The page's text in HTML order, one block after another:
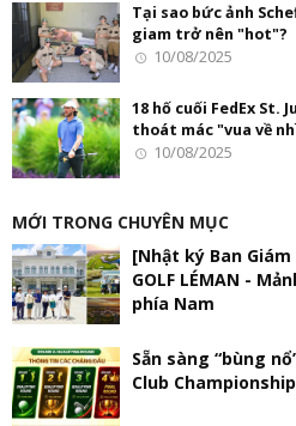
Tại sao bức ảnh
giam trở nên "hot"?
10/08/2025
18 hố cuối FedEx St.
thoát mác "vua về
10/08/2025
MỚI TRONG CHUYÊN MỤC
[Nhật ký Ban Giám
GOLF LÉMAN -
phía Nam
Sẵn sàng “bùng
Club